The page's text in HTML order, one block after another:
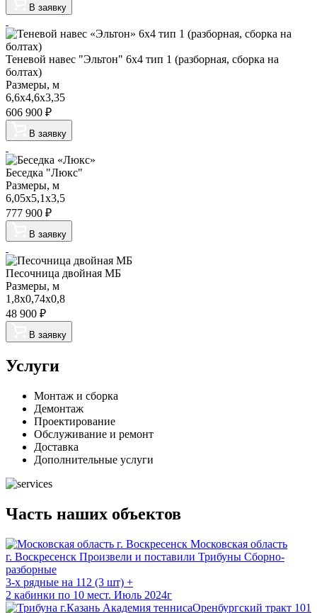
В заявку
Теневой навес "Эльтон" 6х4 тип 1 (разборная, сборка на
болтах)
Размеры, м
6,6х4,6х3,35
606 900 ₽
В заявку
Беседка "Люкс"
Размеры, м
6,05х5,1х3,5
777 900 ₽
В заявку
Песочница двойная МБ
Размеры, м
1,8х0,74х0,8
48 900 ₽
В заявку
Услуги
Монтаж и сборка
Демонтаж
Проектирование
Обслуживание и ремонт
Доставка
Дополнительные услуги
Часть наших объектов
Московская область
г. Воскресенск Произвели и поставили Трибуны Сборно-
разборные
3-х рядные на 112 (3 шт) +
2 кабинки по 10 мест. Июль 2024г